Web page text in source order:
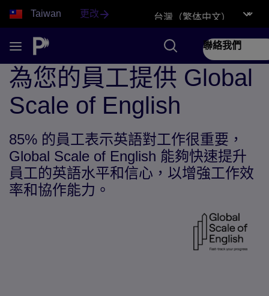
Taiwan 更改
聯絡我們
為您的員工提供 Global
Scale of English
85% 的員工表示英語對工作很重要，
Global Scale of English 能夠快速提升
員工的英語水平和信心，以增強工作效
率和協作能力。